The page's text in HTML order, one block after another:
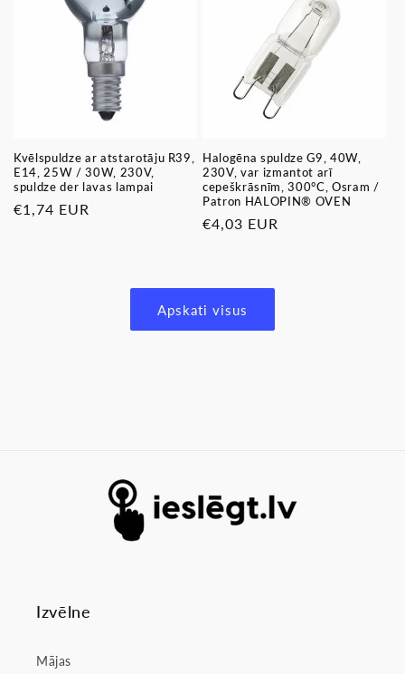
Kvēlspuldze ar atstarotāju R39,
E14, 25W / 30W, 230V,
spuldze der lavas lampai
Parastā
€1,74 EUR
Halogēna spuldze G9, 40W,
230V, var izmantot arī
cepeškrāsnīm, 300°C, Osram /
Patron HALOPIN® OVEN
Parastā
€4,03 EUR
Apskati visus
Izvēlne
Mājas